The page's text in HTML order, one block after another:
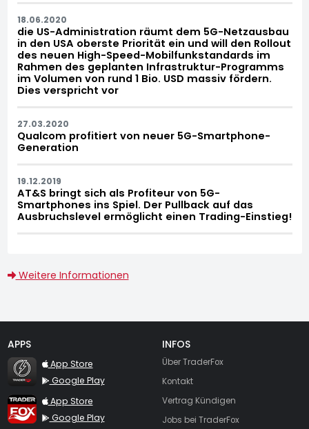
18.06.2020
die US-Administration räumt dem 5G-Netzausbau
in den USA oberste Priorität ein und will den Rollout
des neuen High-Speed-Mobilfunkstandards im
Rahmen des geplanten Infrastruktur-Programms
im Volumen von rund 1 Bio. USD massiv fördern.
Dies verspricht vor
27.03.2020
Qualcom profitiert von neuer 5G-Smartphone-
Generation
19.12.2019
AT&S bringt sich als Profiteur von 5G-
Smartphones ins Spiel. Der Pullback auf das
Ausbruchslevel ermöglicht einen Trading-Einstieg!
Weitere Informationen
APPS
TraderFox Flash
App Store
Google Play
TraderFox App
App Store
Google Play
INFOS
Über TraderFox
Kontakt
Vertrag Kündigen
Jobs bei TraderFox